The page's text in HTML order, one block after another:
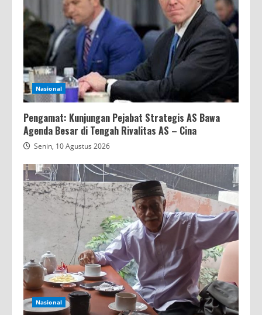
Nasional
Pengamat: Kunjungan Pejabat Strategis AS Bawa
Agenda Besar di Tengah Rivalitas AS – Cina
Senin, 10 Agustus 2026
Nasional